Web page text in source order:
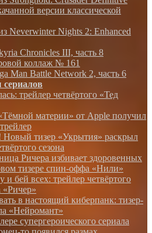
версии классической
Neverwinter Nights 2: Enhanced
Chronicles III, часть 8
коллаж № 161
Man Battle Network 2, часть 6
трейлер четвёртого «Тед
материи» от Apple получил
тизер «Укрытия» раскрыл
сезона
Ричера избивает здоровенных
тизере спин-оффа «Нили»
и бей всех: трейлер четвёртого
«Ричер»
в настоящий киберпанк: тизер-
«Нейромант»
супергероического сериала